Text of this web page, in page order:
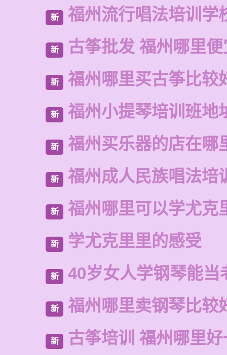
新 福州流行唱法培训学
新 古筝批发 福州哪里便
新 福州哪里买古筝比较
新 福州小提琴培训班地
新 福州买乐器的店在哪
新 福州成人民族唱法培
新 福州哪里可以学尤克
新 学尤克里里的感受
新 40岁女人学钢琴能当
新 福州哪里卖钢琴比较
新 古筝培训 福州哪里